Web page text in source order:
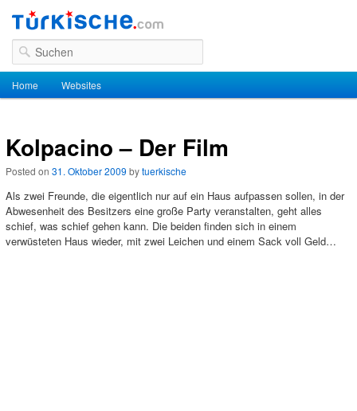
Suchen
Hauptmenü
Zum Inhalt wechseln
Zum sekundären Inhalt wechseln
Home Websites
Kolpacino – Der Film
Posted on 31. Oktober 2009 bytuerkische
Als zwei Freunde, die eigentlich nur auf ein Haus aufpassen sollen, in der
Abwesenheit des Besitzers eine große Party veranstalten, geht alles
schief, was schief gehen kann. Die beiden finden sich in einem
verwüsteten Haus wieder, mit zwei Leichen und einem Sack voll Geld…